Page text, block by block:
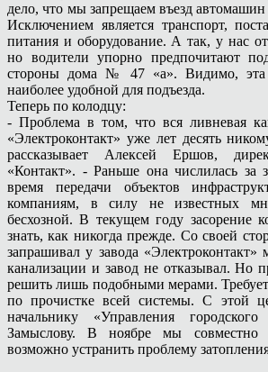
дело, что мы запрещаем въезд
Исключением является транспорт,
питания и оборудование. А так, у нас
но водители упорно предпочитают
стороны дома № 47 «а». Видимо, эта
наиболее удобной для подъезда.
Теперь по колодцу:
- Проблема в том, что вся ливневая
«Электроконтакт» уже лет десять
рассказывает Алексей Ершов,
«Контакт». - Раньше она числилась за
время передачи объектов
компаниям, в силу не известных
бесхозной. В текущем году засорение
знать, как никогда прежде. Со своей
запрашивал у завода
канализации и завод не отказывал. Но
решить лишь подобными мерами.
по прочистке всей системы. С этой
начальнику «Управления
Замыслову. В ноябре мы совместно
возможно устранить проблему